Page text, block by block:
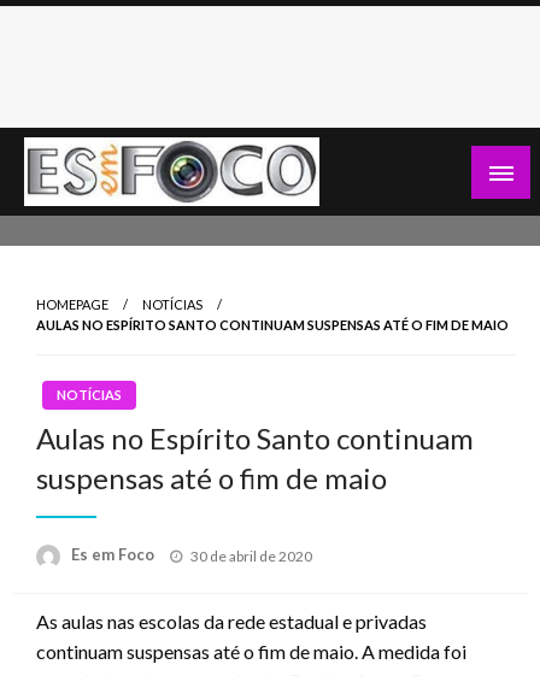
Skip
HOMEPAGE
NOTÍCIAS
AULAS NO ESPÍRITO SANTO CONTINUAM SUSPENSAS ATÉ O FIM DE MAIO
NOTÍCIAS
Aulas no Espírito Santo continuam
suspensas até o fim de maio
Es em Foco
Posted
30 de abril de 2020
As aulas nas escolas da rede estadual e privadas
continuam suspensas até o fim de maio. A medida foi